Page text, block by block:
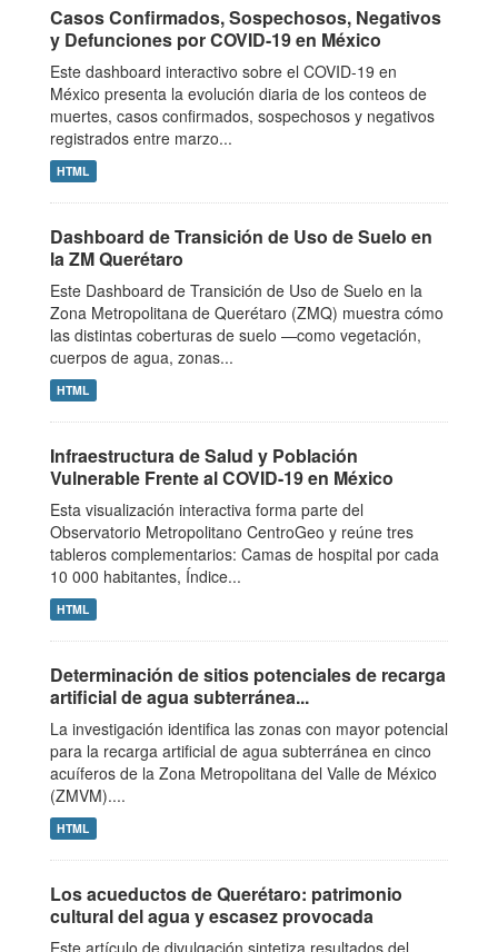
Casos Confirmados, Sospechosos, Negativos
y Defunciones por COVID-19 en México
Este dashboard interactivo sobre el COVID-19 en
México presenta la evolución diaria de los conteos de
muertes, casos confirmados, sospechosos y negativos
registrados entre marzo...
HTML
Dashboard de Transición de Uso de Suelo en
la ZM Querétaro
Este Dashboard de Transición de Uso de Suelo en la
Zona Metropolitana de Querétaro (ZMQ) muestra cómo
las distintas coberturas de suelo —como vegetación,
cuerpos de agua, zonas...
HTML
Infraestructura de Salud y Población
Vulnerable Frente al COVID-19 en México
Esta visualización interactiva forma parte del
Observatorio Metropolitano CentroGeo y reúne tres
tableros complementarios: Camas de hospital por cada
10 000 habitantes, Índice...
HTML
Determinación de sitios potenciales de recarga
artificial de agua subterránea...
La investigación identifica las zonas con mayor potencial
para la recarga artificial de agua subterránea en cinco
acuíferos de la Zona Metropolitana del Valle de México
(ZMVM)....
HTML
Los acueductos de Querétaro: patrimonio
cultural del agua y escasez provocada
Este artículo de divulgación sintetiza resultados del